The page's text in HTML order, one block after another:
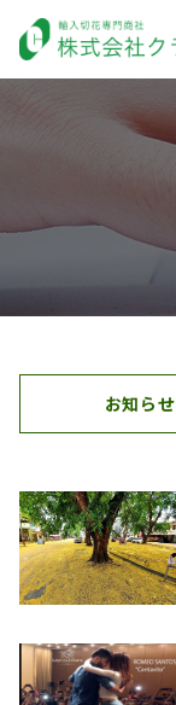
お知らせ